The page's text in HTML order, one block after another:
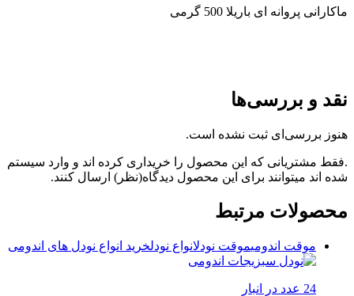
ماکارانی پروانه ای باریلا 500 گرمی
نقد و بررسی‌ها
هنوز بررسی‌ای ثبت نشده است.
.فقط مشتریانی که این محصول را خریداری کرده اند و وارد سیستم
شده اند میتوانند برای این محصول دیدگاه(نظر) ارسال کنند.
محصولات مرتبط
موقت اندومیموقت نودلانواع نودلخرید انواع نودل های اندومی
24 عدد در انبار